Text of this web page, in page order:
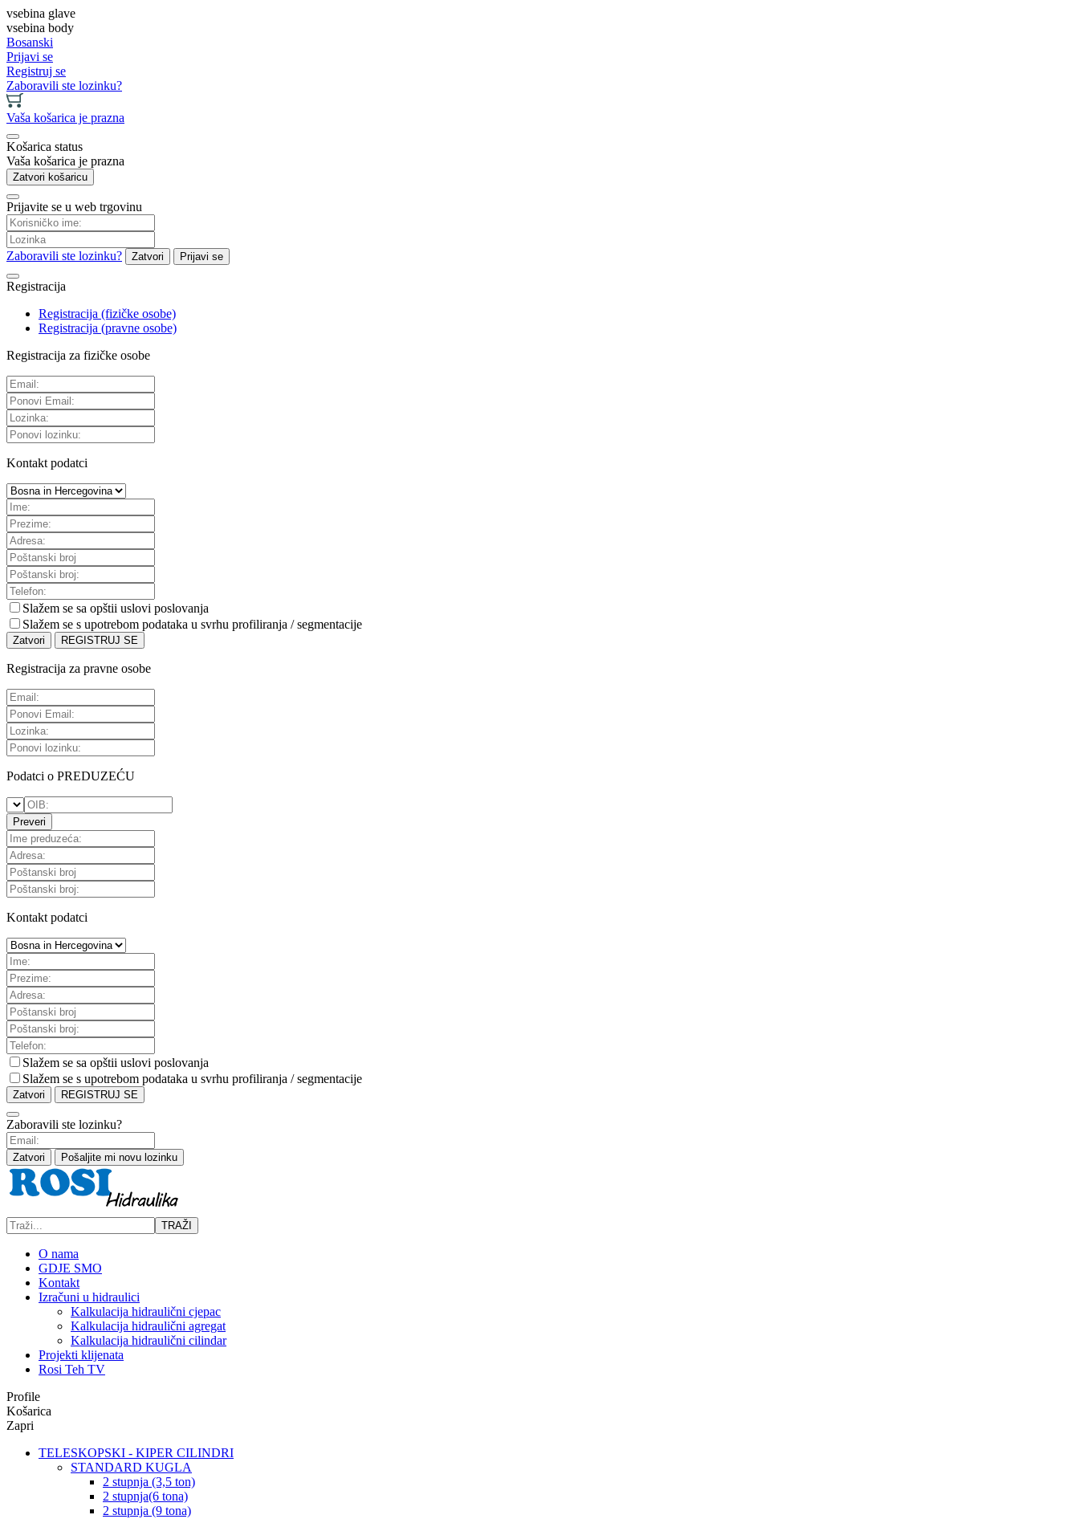
vsebina glave
vsebina body
Bosanski
Prijavi se
Registruj se
Zaboravili ste lozinku?
Vaša košarica je prazna
Košarica status
Vaša košarica je prazna
Zatvori košaricu
Prijavite se u web trgovinu
Zaboravili ste lozinku? Zatvori Prijavi se
Registracija
Registracija (fizičke osobe)
Registracija (pravne osobe)
Registracija za fizičke osobe
Kontakt podatci
Slažem se sa opštii uslovi poslovanja
Slažem se s upotrebom podataka u svrhu profiliranja / segmentacije
Zatvori REGISTRUJ SE
Registracija za pravne osobe
Podatci o PREDUZEĆU
Preveri
Kontakt podatci
Slažem se sa opštii uslovi poslovanja
Slažem se s upotrebom podataka u svrhu profiliranja / segmentacije
Zatvori REGISTRUJ SE
Zaboravili ste lozinku?
Zatvori Pošaljite mi novu lozinku
TRAŽI
O nama
GDJE SMO
Kontakt
Izračuni u hidraulici
Kalkulacija hidraulični cjepac
Kalkulacija hidraulični agregat
Kalkulacija hidraulični cilindar
Projekti klijenata
Rosi Teh TV
Profile
Košarica
Zapri
TELESKOPSKI - KIPER CILINDRI
STANDARD KUGLA
2 stupnja (3,5 ton)
2 stupnja(6 tona)
2 stupnja (9 tona)